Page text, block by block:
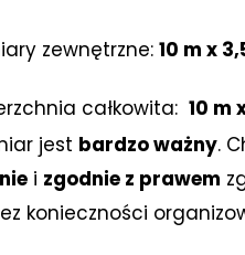
zewnętrzne: 10 m x
całkowita: 10 m
jest bardzo ważny.
i zgodnie z prawem
konieczności